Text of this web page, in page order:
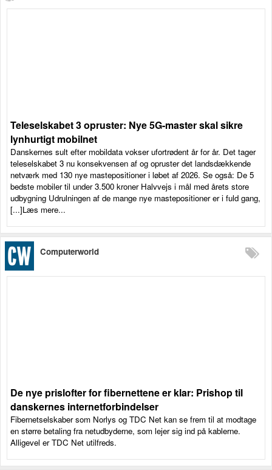
Teleselskabet 3 opruster: Nye 5G-master skal sikre
lynhurtigt mobilnet
Danskernes sult efter mobildata vokser ufortrødent år for år. Det tager
teleselskabet 3 nu konsekvensen af og opruster det landsdækkende
netværk med 130 nye mastepositioner i løbet af 2026. Se også: De 5
bedste mobiler til under 3.500 kroner Halvvejs i mål med årets store
udbygning Udrulningen af de mange nye mastepositioner er i fuld gang,
[...]Læs mere...
Computerworld
De nye prislofter for fibernettene er klar: Prishop til
danskernes internetforbindelser
Fibernetselskaber som Norlys og TDC Net kan se frem til at modtage
en større betaling fra netudbyderne, som lejer sig ind på kablerne.
Alligevel er TDC Net utilfreds.